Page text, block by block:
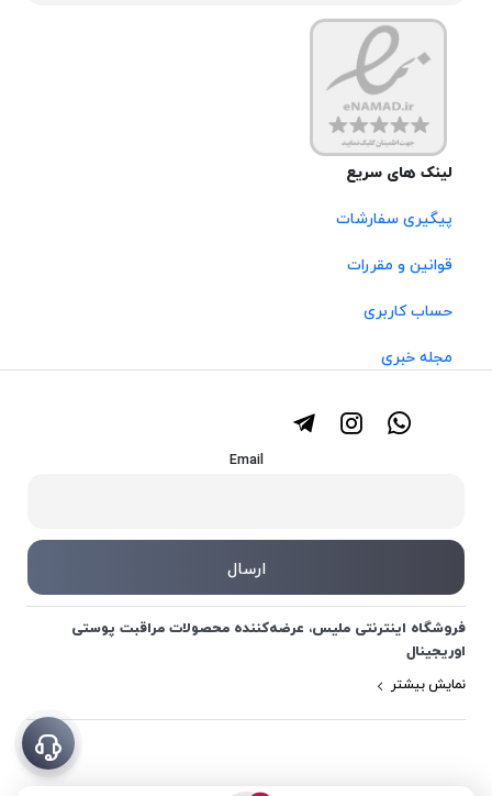
لینک های سریع
پیگیری سفارشات
قوانین و مقررات
حساب کاربری
مجله خبری
Email
فروشگاه اینترنتی ملیس، عرضه‌کننده محصولات مراقبت پوستی
اوریجینال
نمایش بیشتر